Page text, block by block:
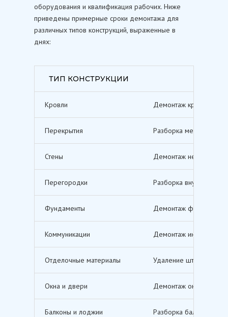
оборудования и квалификация рабочих. Ниже
приведены примерные сроки демонтажа для
различных типов конструкций, выраженные в
днях:
ТИП КОНСТРУКЦИИ
Кровли Демонтаж кровельных
Перекрытия Разборка межэтажных
Стены Демонтаж несущих и
Перегородки Разборка внутренних
Фундаменты Демонтаж
Коммуникации Демонтаж инженерных
Отделочные материалы Удаление штукатурки,
Окна и двери Демонтаж оконных и
Балконы и лоджии Разборка балконов и